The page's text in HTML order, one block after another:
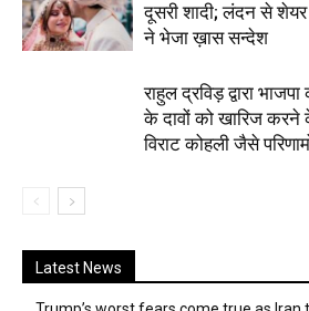
दूसरी शादी; लंदन से शेयर
ने भेजा ख़ास सन्देश
राहुल द्रविड़ द्वारा
के दावों को खारिज
विराट कोहली जैसे
Latest News